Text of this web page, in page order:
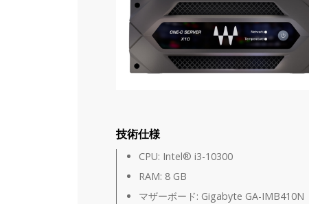
技術仕様
CPU: Intel® i3-10300
RAM: 8 GB
マザーボード: Gigabyte GA-IMB410N